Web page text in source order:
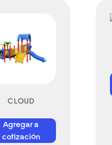
CLOUD
Agregar a
cotización